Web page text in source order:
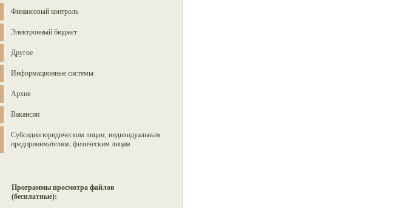
Финансовый контроль
Электронный бюджет
Другое
Информационные системы
Архив
Вакансии
Субсидии юридическим лицам, индивидуальным
предпринимателям, физическим лицам
Программы просмотра файлов
(бесплатные):